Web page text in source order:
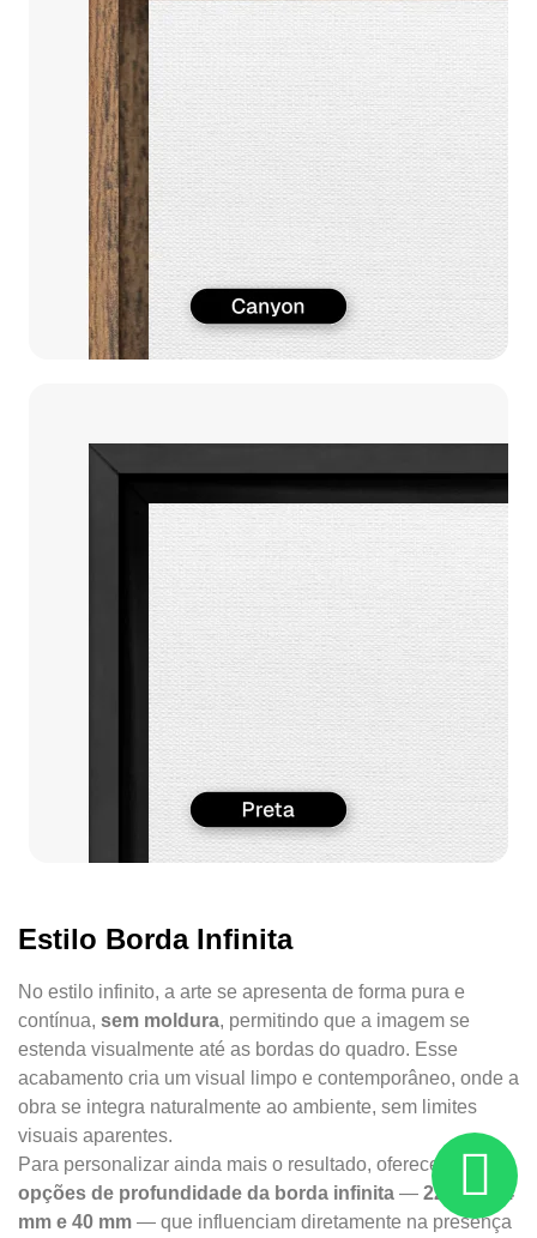
Estilo Borda Infinita
No estilo infinito, a arte se apresenta de forma pura e
contínua, sem moldura, permitindo que a imagem se
estenda visualmente até as bordas do quadro. Esse
acabamento cria um visual limpo e contemporâneo, onde a
obra se integra naturalmente ao ambiente, sem limites
visuais aparentes.
Para personalizar ainda mais o resultado, oferecemos
três
opções de profundidade da borda infinita — 22 mm, 34
mm e 40 mm — que influenciam diretamente na presença